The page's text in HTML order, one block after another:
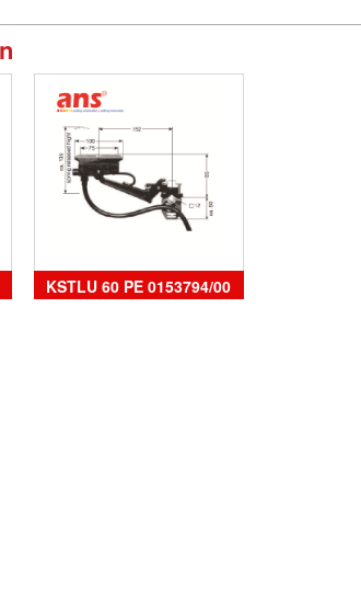
KSTLU 60 PE 0153794/00